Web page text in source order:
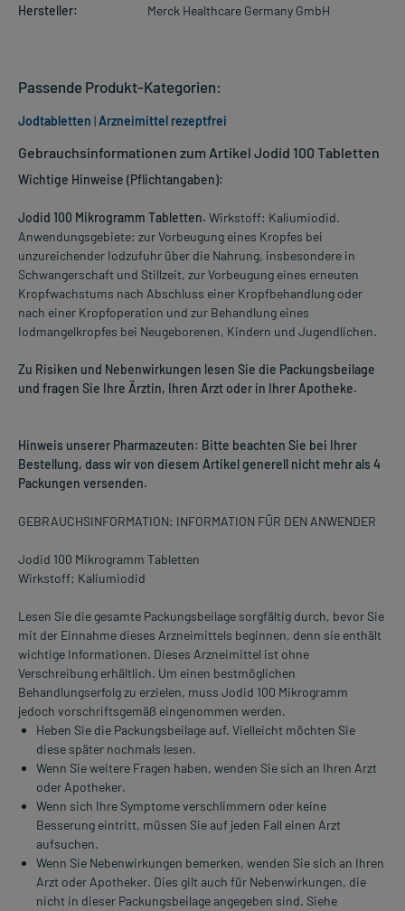
Hersteller:
Merck Healthcare Germany GmbH
Gebrauchsinformationen zum Artikel Jodid 100 Tabletten
Wichtige Hinweise (Pflichtangaben):
Jodid 100 Mikrogramm Tabletten. Wirkstoff: Kaliumiodid.
Anwendungsgebiete: zur Vorbeugung eines Kropfes bei
unzureichender Iodzufuhr über die Nahrung, insbesondere in
Schwangerschaft und Stillzeit, zur Vorbeugung eines erneuten
Kropfwachstums nach Abschluss einer Kropfbehandlung oder
nach einer Kropfoperation und zur Behandlung eines
Iodmangelkropfes bei Neugeborenen, Kindern und Jugendlichen.
Zu Risiken und Nebenwirkungen lesen Sie die Packungsbeilage
und fragen Sie Ihre Ärztin, Ihren Arzt oder in Ihrer Apotheke.
Hinweis unserer Pharmazeuten: Bitte beachten Sie bei Ihrer
Bestellung, dass wir von diesem Artikel generell nicht mehr als 4
Packungen versenden.
GEBRAUCHSINFORMATION: INFORMATION FÜR DEN ANWENDER
Jodid 100 Mikrogramm Tabletten
Wirkstoff: Kaliumiodid
Lesen Sie die gesamte Packungsbeilage sorgfältig durch, bevor Sie
mit der Einnahme dieses Arzneimittels beginnen, denn sie enthält
wichtige Informationen. Dieses Arzneimittel ist ohne
Verschreibung erhältlich. Um einen bestmöglichen
Behandlungserfolg zu erzielen, muss Jodid 100 Mikrogramm
jedoch vorschriftsgemäß eingenommen werden.
Heben Sie die Packungsbeilage auf. Vielleicht möchten Sie
diese später nochmals lesen.
Wenn Sie weitere Fragen haben, wenden Sie sich an Ihren Arzt
oder Apotheker.
Wenn sich Ihre Symptome verschlimmern oder keine
Besserung eintritt, müssen Sie auf jeden Fall einen Arzt
aufsuchen.
Wenn Sie Nebenwirkungen bemerken, wenden Sie sich an Ihren
Arzt oder Apotheker. Dies gilt auch für Nebenwirkungen, die
nicht in dieser Packungsbeilage angegeben sind. Siehe
Passende Produkt-Kategorien:
Jodtabletten |Arzneimittel rezeptfrei